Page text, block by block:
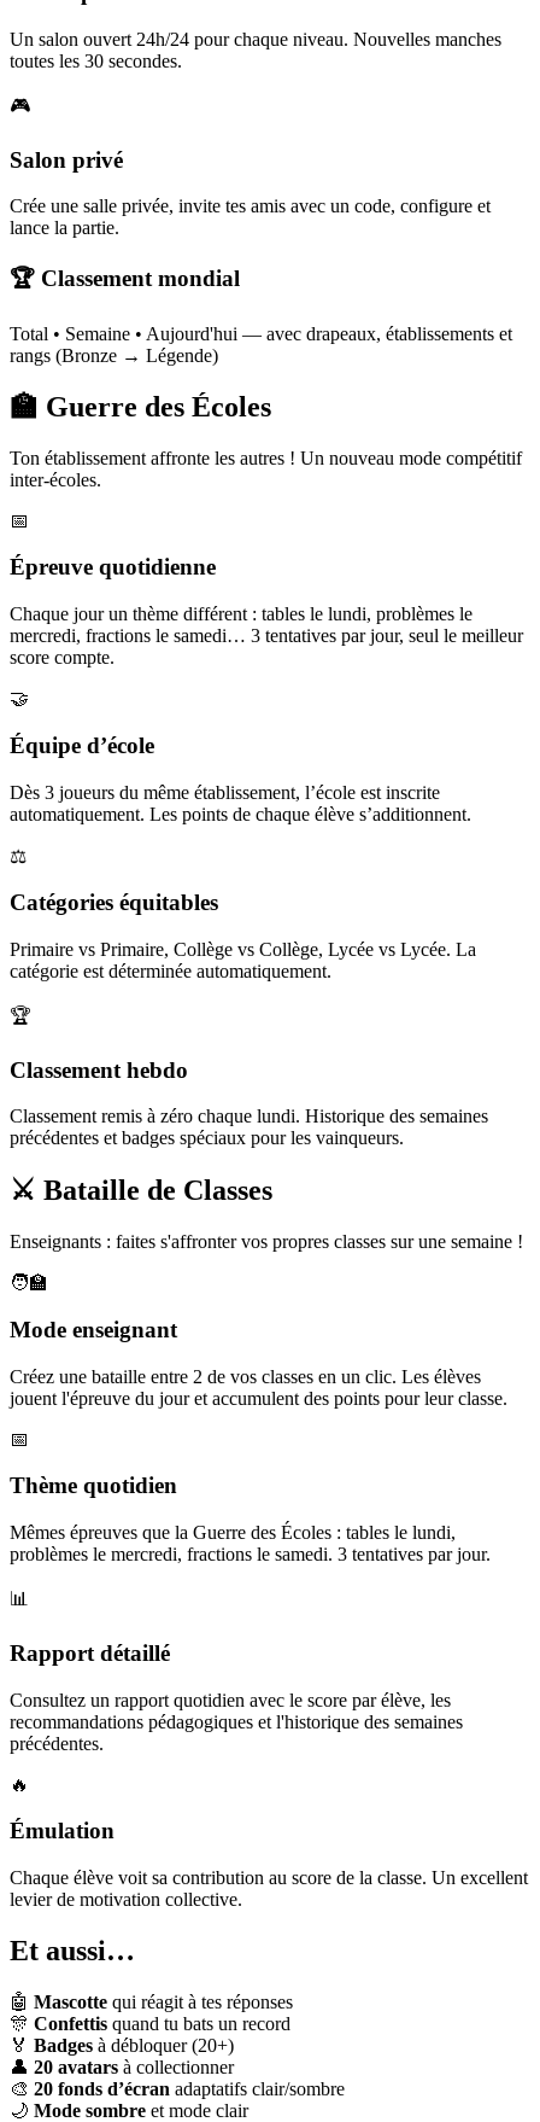
Un salon ouvert 24h/24 pour chaque niveau. Nouvelles manches
toutes les 30 secondes.
🎮
Salon privé
Crée une salle privée, invite tes amis avec un code, configure et
lance la partie.
🏆 Classement mondial
Total • Semaine • Aujourd'hui — avec drapeaux, établissements et
rangs (Bronze → Légende)
🏫 Guerre des Écoles
Ton établissement affronte les autres ! Un nouveau mode compétitif
inter-écoles.
📅
Épreuve quotidienne
Chaque jour un thème différent : tables le lundi, problèmes le
mercredi, fractions le samedi… 3 tentatives par jour, seul le meilleur
score compte.
🤝
Équipe d’école
Dès 3 joueurs du même établissement, l’école est inscrite
automatiquement. Les points de chaque élève s’additionnent.
⚖️
Catégories équitables
Primaire vs Primaire, Collège vs Collège, Lycée vs Lycée. La
catégorie est déterminée automatiquement.
🏆
Classement hebdo
Classement remis à zéro chaque lundi. Historique des semaines
précédentes et badges spéciaux pour les vainqueurs.
⚔️ Bataille de Classes
Enseignants : faites s'affronter vos propres classes sur une semaine !
🧑‍🏫
Mode enseignant
Créez une bataille entre 2 de vos classes en un clic. Les élèves
jouent l'épreuve du jour et accumulent des points pour leur classe.
📅
Thème quotidien
Mêmes épreuves que la Guerre des Écoles : tables le lundi,
problèmes le mercredi, fractions le samedi. 3 tentatives par jour.
📊
Rapport détaillé
Consultez un rapport quotidien avec le score par élève, les
recommandations pédagogiques et l'historique des semaines
précédentes.
🔥
Émulation
Chaque élève voit sa contribution au score de la classe. Un excellent
levier de motivation collective.
Et aussi…
🤖 Mascotte qui réagit à tes réponses
🎊 Confettis quand tu bats un record
🏅 Badges à débloquer (20+)
👤 20 avatars à collectionner
🎨 20 fonds d’écran adaptatifs clair/sombre
🌙 Mode sombre et mode clair